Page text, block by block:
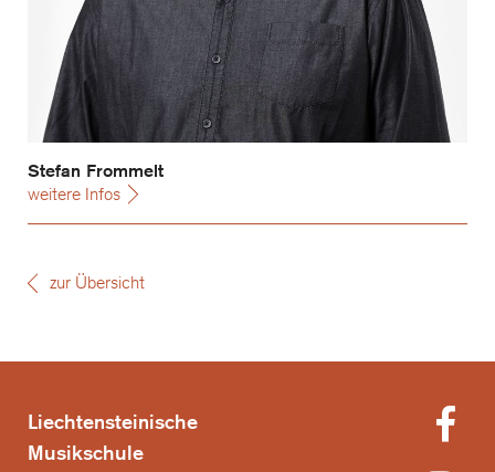
Stefan Frommelt
weitere Infos
zur Übersicht
Liechtensteinische
Musikschule